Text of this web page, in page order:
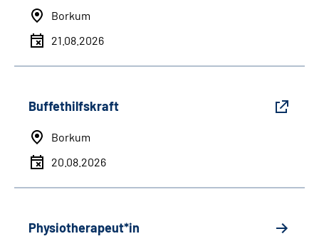
Borkum
21.08.2026
Buffethilfskraft
Borkum
20.08.2026
Physiotherapeut*in